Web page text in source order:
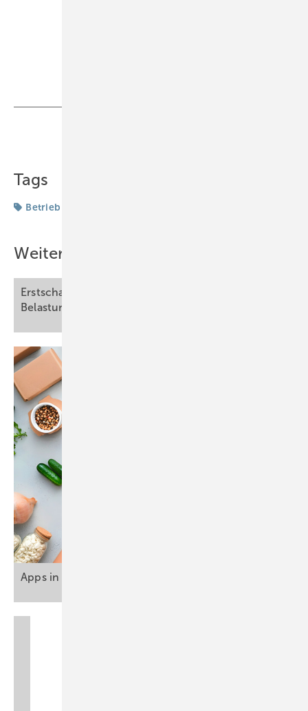
Tags
Betrieb
Weitere Inhalte
Erstschadenfeststellung bei posttraumatischer
Belastungsstörung
Apps in der arbeitsmedizinischen